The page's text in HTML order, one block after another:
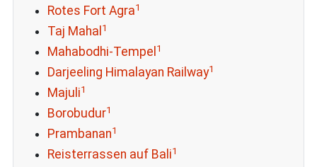
Rotes Fort Agra1
Taj Mahal 1
Mahabodhi-Tempel 1
Darjeeling Himalayan Railway1
Majuli1
Borobudur1
Prambanan1
Reisterrassen auf Bali1